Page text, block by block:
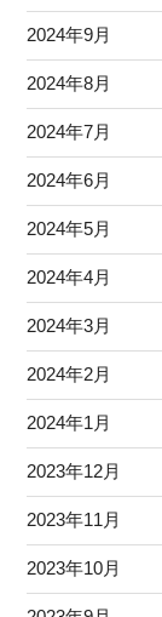
2024年9月
2024年8月
2024年7月
2024年6月
2024年5月
2024年4月
2024年3月
2024年2月
2024年1月
2023年12月
2023年11月
2023年10月